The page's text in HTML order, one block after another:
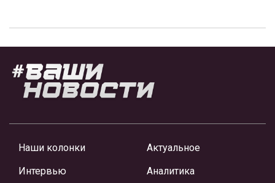
Наши колонки
Интервью
Актуальное
Аналитика